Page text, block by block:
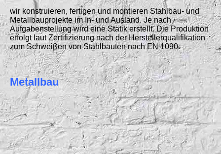
wir konstruieren, fertigen und montieren Stahlbau- und
Metallbauprojekte im In- und Ausland. Je nach
Aufgabenstellung wird eine Statik erstellt. Die Produktion
erfolgt laut Zertifizierung nach der Herstellerqualifikation
zum Schweißen von Stahlbauten nach EN 1090.
Metallbau